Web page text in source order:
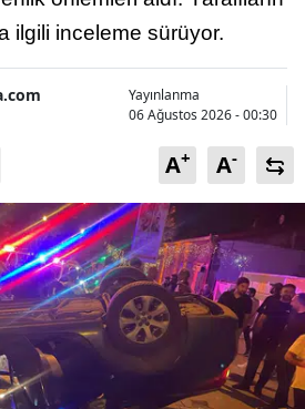
ilgili inceleme sürüyor.
Yayınlanma
06 Ağustos 2026 - 00:30
A+ A-